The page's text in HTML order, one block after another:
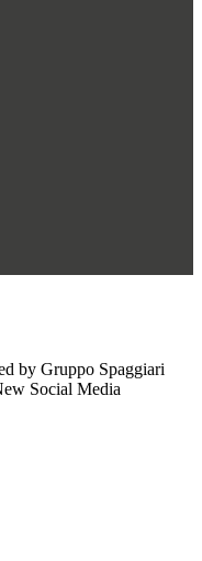
by Gruppo Spaggiari
Social Media